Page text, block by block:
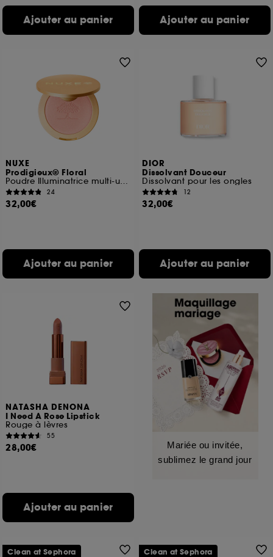
Ajouter au panier Ajouter au panier
NUXE
Prodigieux® Floral
Poudre Illuminatrice multi-usages
24
32,00€
Ajouter au panier
DIOR
Dissolvant Douceur
Dissolvant pour les ongles
12
32,00€
Ajouter au panier
NATASHA DENONA
I Need A Rose Lipstick
Rouge à lèvres
55
28,00€
Ajouter au panier
Mariée ou invitée,
sublimez le grand jour
Clean at Sephora Clean at Sephora